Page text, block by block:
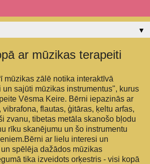
▼
ar mūzikas terapeiti
mūzikas zālē notika interaktīvā
sajūti mūzikas instrumentus", kurus
Vēsma Keire. Bērni iepazinās ar
vibrafona, flautas, ģitāras, ķeltu arfas,
zvanu, tibetas metāla skanošo bļodu
rīku skanējumu un šo instrumentu
ar lielu interesi un
spēlēja dažādos mūzikas
tika izveidots orķestris - visi kopā